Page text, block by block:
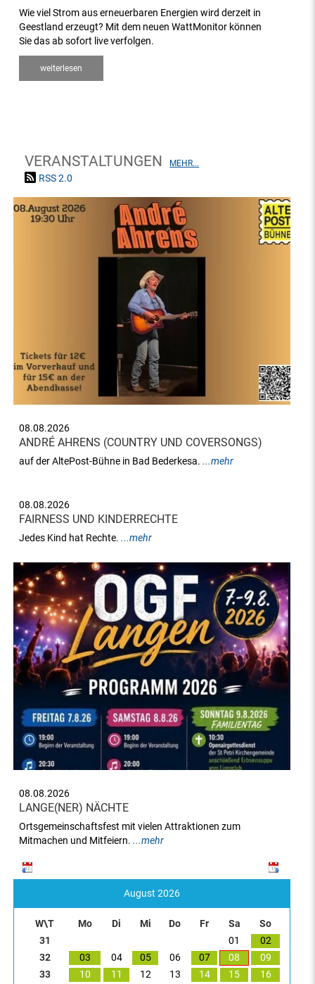
Wie viel Strom aus erneuerbaren Energien wird derzeit in
Geestland erzeugt? Mit dem neuen WattMonitor können
Sie das ab sofort live verfolgen.
weiterlesen
VERANSTALTUNGEN MEHR...
RSS 2.0
ANDRÉ AHRENS (COUNTRY UND COVERSONGS)
08.08.2026
auf der AltePost-Bühne in Bad Bederkesa....mehr
FAIRNESS UND KINDERRECHTE
08.08.2026
Jedes Kind hat Rechte. ...mehr
LANGE(NER) NÄCHTE
08.08.2026
Ortsgemeinschaftsfest mit vielen Attraktionen zum
Mitmachen und Mitfeiern....mehr
August 2026
W\T Mo Di Mi Do Fr Sa
So
31
01
02
32
03 04 05 06 07 08
09
33
10 11 12 13 14 15
16